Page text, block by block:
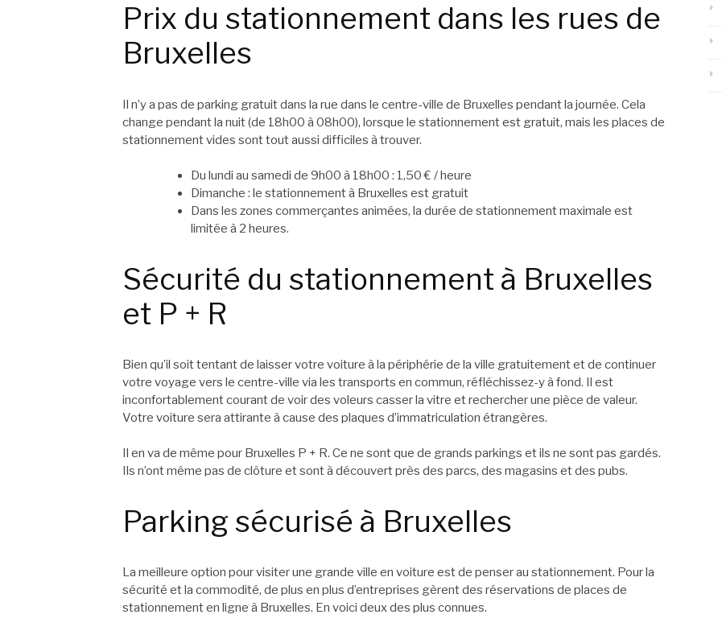
Prix ​​du stationnement dans les rues de
Bruxelles
Il n’y a pas de parking gratuit dans la rue dans le centre-ville de Bruxelles pendant la journée. Cela
change pendant la nuit (de 18h00 à 08h00), lorsque le stationnement est gratuit, mais les places de
stationnement vides sont tout aussi difficiles à trouver.
Du lundi au samedi de 9h00 à 18h00 : 1,50 € / heure
Dimanche : le stationnement à Bruxelles est gratuit
Dans les zones commerçantes animées, la durée de stationnement maximale est
limitée à 2 heures.
Sécurité du stationnement à Bruxelles
et P + R
Bien qu’il soit tentant de laisser votre voiture à la périphérie de la ville gratuitement et de continuer
votre voyage vers le centre-ville via les transports en commun, réfléchissez-y à fond. Il est
inconfortablement courant de voir des voleurs casser la vitre et rechercher une pièce de valeur.
Votre voiture sera attirante à cause des plaques d’immatriculation étrangères.
Il en va de même pour Bruxelles P + R. Ce ne sont que de grands parkings et ils ne sont pas gardés.
Ils n’ont même pas de clôture et sont à découvert près des parcs, des magasins et des pubs.
Parking sécurisé à Bruxelles
La meilleure option pour visiter une grande ville en voiture est de penser au stationnement. Pour la
sécurité et la commodité, de plus en plus d’entreprises gèrent des réservations de places de
stationnement en ligne à Bruxelles. En voici deux des plus connues.